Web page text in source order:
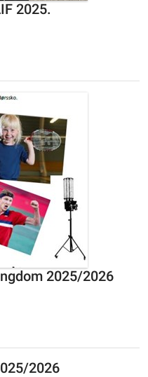
2025.
2025/2026
2026